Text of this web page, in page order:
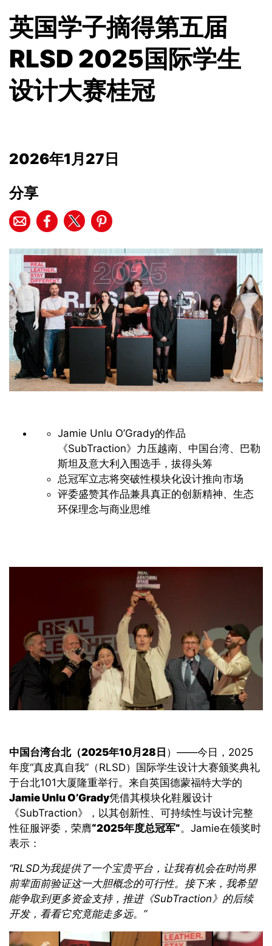
英国学子摘得第五届
RLSD 2025国际学生
设计大赛桂冠
2026年1月27日
分享
Jamie Unlu O’Grady的作品
《SubTraction》力压越南、中国台湾、巴勒
斯坦及意大利入围选手，拔得头筹
总冠军立志将突破性模块化设计推向市场
评委盛赞其作品兼具真正的创新精神、生态
环保理念与商业思维
中国台湾台北（2025年10月28日 ）——今日， 2025
年度“真皮真自我”（RLSD）国际学生设计大赛颁奖典礼
于台北101大厦隆重举行。来自英国德蒙福特大学的
Jamie Unlu O’Grady凭借其模块化鞋履设计
《SubTraction》，以其创新性、可持续性与设计完整
性征服评委，荣膺“2025年度总冠军”。Jamie在领奖时
表示：
“RLSD为我提供了一个宝贵平台，让我有机会在时尚界
前辈面前验证这一大胆概念的可行性。接下来，我希望
能争取到更多资金支持，推进《SubTraction》 的后续
开发，看看它究竟能走多远。”